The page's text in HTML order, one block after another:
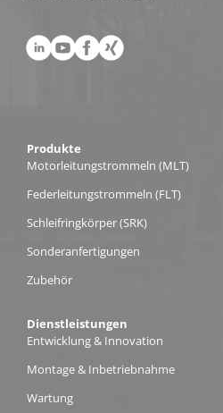
Produkte
Motorleitungs­trommeln (MLT)
Federleitungs­trommeln (FLT)
Schleifring­körper (SRK)
Sonderanfertigungen
Zubehör
Dienstleistungen
Entwicklung & Innovation
Montage & Inbetriebnahme
Wartung